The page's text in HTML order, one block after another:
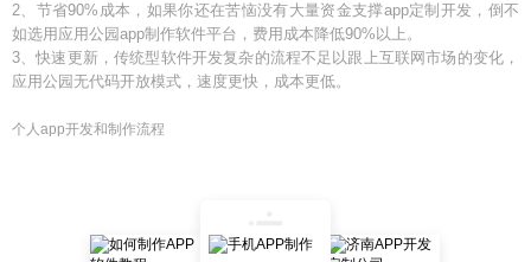
2、节省90%成本，如果你还在苦恼没有大量资金支撑app定制开发，倒不
如选用应用公园app制作软件平台，费用成本降低90%以上。
3、快速更新，传统型软件开发复杂的流程不足以跟上互联网市场的变化，
应用公园无代码开放模式，速度更快，成本更低。
个人app开发和制作流程